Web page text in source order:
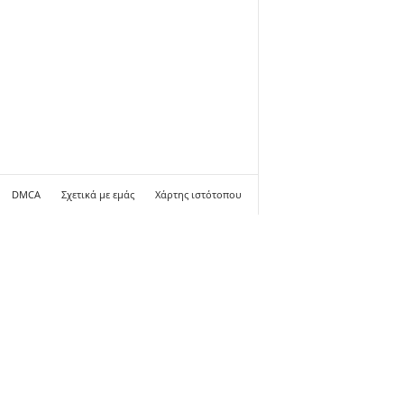
DMCA Σχετικά με εμάς Χάρτης ιστότοπου